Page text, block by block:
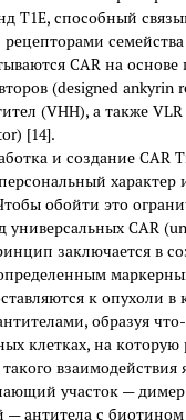
T1E, способный
CAR на основе
(designed ankyrin
(VHH), а также
[14].
и создание CAR
характер
обойти это
универсальных CAR
заключается в
к опухоли в
образуя
клетках, на которую
взаимодействия
участок —
— антитела с